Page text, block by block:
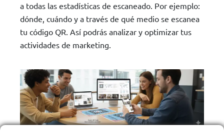
a todas las estadísticas de escaneado. Por ejemplo:
dónde, cuándo y a través de qué medio se escanea
tu código QR. Así podrás analizar y optimizar tus
actividades de marketing.